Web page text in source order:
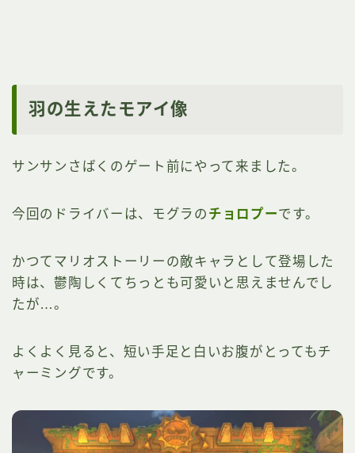
羽の生えたモアイ像
サンサンさばくのゲート前にやって来ました。
今回のドライバーは、モグラの チョロプーです。
かつてマリオストーリーの敵キャラとして登場した
時は、鬱陶しくてちっとも可愛いと思えませんでし
たが…。
よくよく見ると、短い手足と白いお腹がとってもチ
ャーミングです。